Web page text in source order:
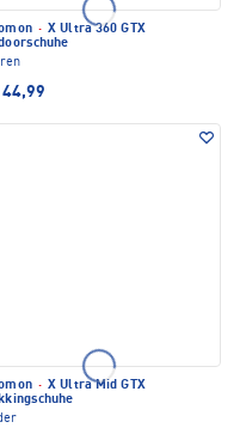
· X Ultra 360 GTX
· X Ultra Mid GTX